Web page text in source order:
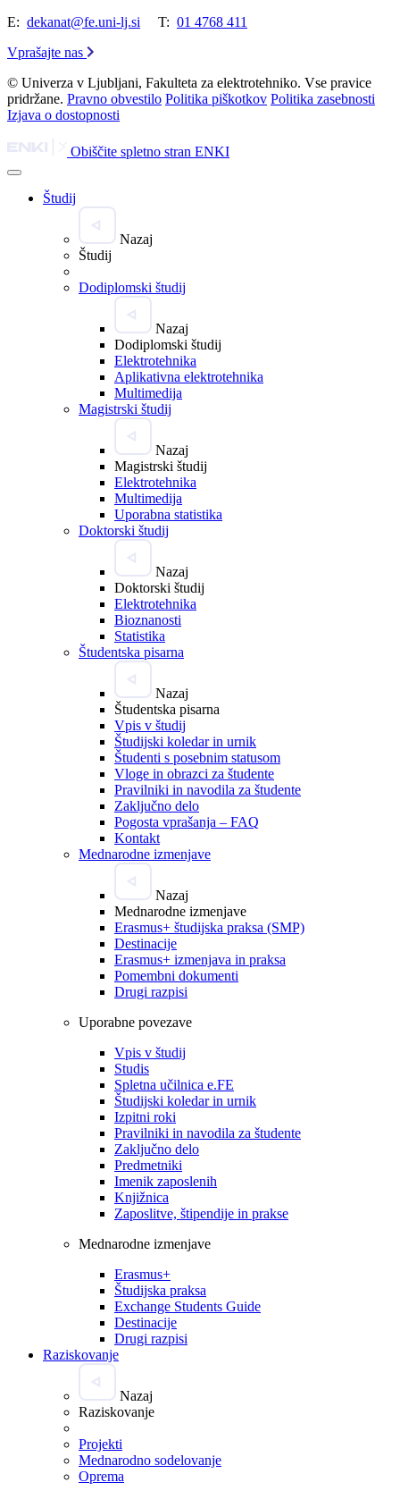
E: dekanat@fe.uni-lj.si T: 01 4768 411
Vprašajte nas
© Univerza v Ljubljani, Fakulteta za elektrotehniko. Vse pravice
pridržane. Pravno obvestilo Politika piškotkov Politika zasebnosti
Izjava o dostopnosti
Obiščite spletno stran ENKI
Študij
Nazaj
Študij
Dodiplomski študij
Nazaj
Dodiplomski študij
Elektrotehnika
Aplikativna elektrotehnika
Multimedija
Magistrski študij
Nazaj
Magistrski študij
Elektrotehnika
Multimedija
Uporabna statistika
Doktorski študij
Nazaj
Doktorski študij
Elektrotehnika
Bioznanosti
Statistika
Študentska pisarna
Nazaj
Študentska pisarna
Vpis v študij
Študijski koledar in urnik
Študenti s posebnim statusom
Vloge in obrazci za študente
Pravilniki in navodila za študente
Zaključno delo
Pogosta vprašanja – FAQ
Kontakt
Mednarodne izmenjave
Nazaj
Mednarodne izmenjave
Erasmus+ študijska praksa (SMP)
Destinacije
Erasmus+ izmenjava in praksa
Pomembni dokumenti
Drugi razpisi
Uporabne povezave
Vpis v študij
Studis
Spletna učilnica e.FE
Študijski koledar in urnik
Izpitni roki
Pravilniki in navodila za študente
Zaključno delo
Predmetniki
Imenik zaposlenih
Knjižnica
Zaposlitve, štipendije in prakse
Mednarodne izmenjave
Erasmus+
Študijska praksa
Exchange Students Guide
Destinacije
Drugi razpisi
Raziskovanje
Nazaj
Raziskovanje
Projekti
Mednarodno sodelovanje
Oprema